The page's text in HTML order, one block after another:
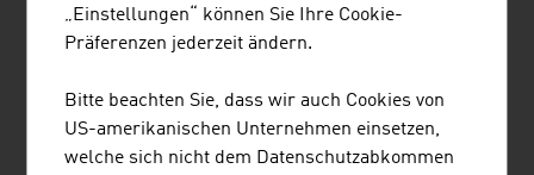
„Einstellungen“ können Sie Ihre Cookie-
Präferenzen jederzeit ändern.
Bitte beachten Sie, dass wir auch Cookies von
US-amerikanischen Unternehmen einsetzen,
welche sich nicht dem Datenschutzabkommen